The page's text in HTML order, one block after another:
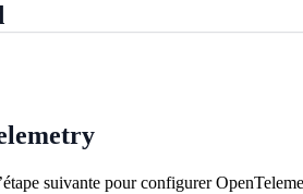
suivante pour configurer